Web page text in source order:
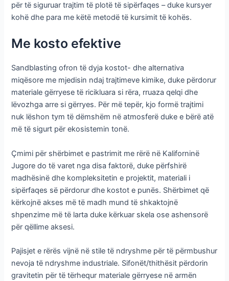
për të siguruar trajtim të plotë të sipërfaqes – duke kursyer
kohë dhe para me këtë metodë të kursimit të kohës.
Me kosto efektive
Sandblasting ofron të dyja kostot- dhe alternativa
miqësore me mjedisin ndaj trajtimeve kimike, duke përdorur
materiale gërryese të ricikluara si rëra, rruaza qelqi dhe
lëvozhga arre si gërryes. Për më tepër, kjo formë trajtimi
nuk lëshon tym të dëmshëm në atmosferë duke e bërë atë
më të sigurt për ekosistemin tonë.
Çmimi për shërbimet e pastrimit me rërë në Kaliforninë
Jugore do të varet nga disa faktorë, duke përfshirë
madhësinë dhe kompleksitetin e projektit, materiali i
sipërfaqes së përdorur dhe kostot e punës. Shërbimet që
kërkojnë akses më të madh mund të shkaktojnë
shpenzime më të larta duke kërkuar skela ose ashensorë
për qëllime aksesi.
Pajisjet e rërës vijnë në stile të ndryshme për të përmbushur
nevoja të ndryshme industriale. Sifonët/thithësit përdorin
gravitetin për të tërhequr materiale gërryese në armën